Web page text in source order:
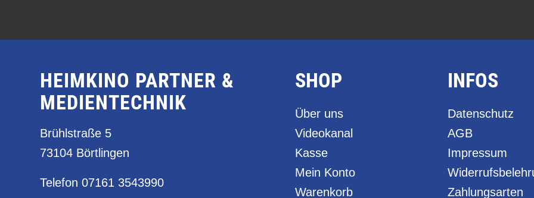
HEIMKINO PARTNER &
MEDIENTECHNIK
Brühlstraße 5
73104 Börtlingen
Telefon 07161 3543990
SHOP
Über uns
Videokanal
Kasse
Mein Konto
Warenkorb
INFOS
Datenschutz
AGB
Impressum
Zahlungsarten